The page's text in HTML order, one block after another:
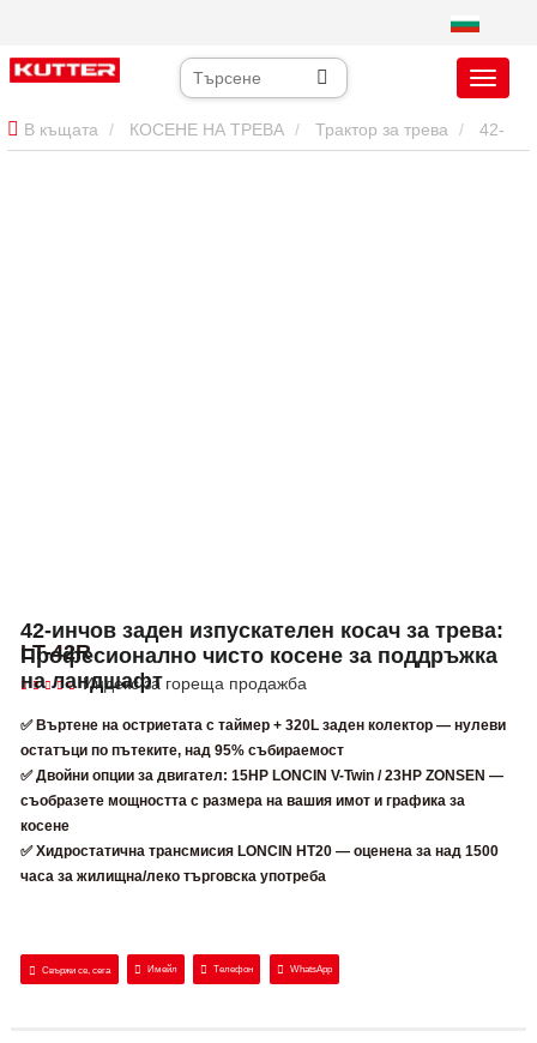
В къщата КОСЕНЕ НА ТРЕВА Трактор за трева
42-инчов заден изпускателен косач за трева:
Професионално чисто косене за поддръжка
на ландшафт
LT-42R
Индекс за гореща продажба
✅ Въртене на остриетата с таймер + 320L заден колектор — нулеви
остатъци по пътеките, над 95% събираемост
✅ Двойни опции за двигател: 15HP LONCIN V-Twin / 23HP ZONSEN —
съобразете мощността с размера на вашия имот и графика за
косене
✅ Хидростатична трансмисия LONCIN HT20 — оценена за над 1500
часа за жилищна/леко търговска употреба
Свържи се, сега Имейл Телефон WhatsApp